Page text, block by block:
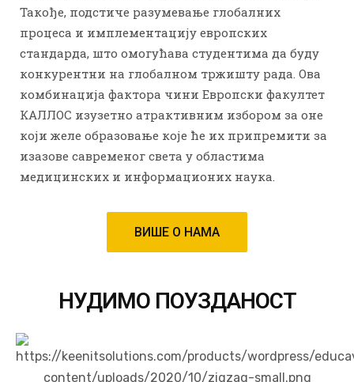
Такође, подстиче разумевање глобалних
процеса и имплементацију европских
стандарда, што омогућава студентима да буду
конкурентни на глобалном тржишту рада. Ова
комбинација фактора чини Европски факултет
КАЛЛОС изузетно атрактивним избором за оне
који желе образовање које ће их припремити за
изазове савременог света у областима
медицинских и информационих наука.
ВИШЕ О НАМА
НУДИМО ПОУЗДАНОСТ